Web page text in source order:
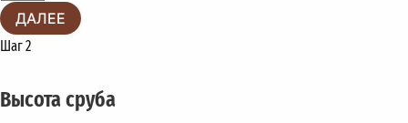
ДАЛЕЕ
Шаг 2
Высота сруба